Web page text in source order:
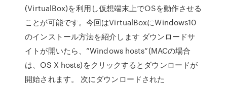
(VirtualBox)を利用し仮想端末上でOSを動作させる
ことが可能です。今回はVirtualBoxにWindows10
のインストール方法を紹介します ダウンロードサ
イトが開いたら、”Windows hosts”(MACの場合
は、OS X hosts)をクリックするとダウンロードが
開始されます。 次にダウンロードされた